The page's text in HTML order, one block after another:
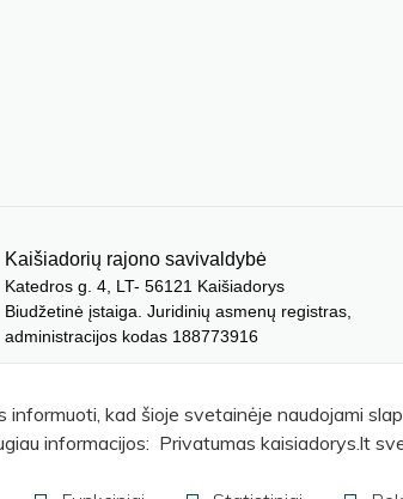
Kaišiadorių rajono savivaldybė
Katedros g. 4, LT- 56121 Kaišiadorys
Biudžetinė įstaiga. Juridinių asmenų registras,
administracijos kodas 188773916
informuoti, kad šioje svetainėje naudojami
informacijos: Privatumas kaisiadorys.lt